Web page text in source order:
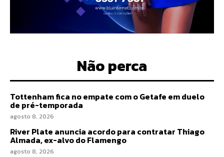
Não perca
Tottenham fica no empate com o Getafe em duelo
de pré-temporada
agosto 8, 2026
River Plate anuncia acordo para contratar Thiago
Almada, ex-alvo do Flamengo
agosto 8, 2026